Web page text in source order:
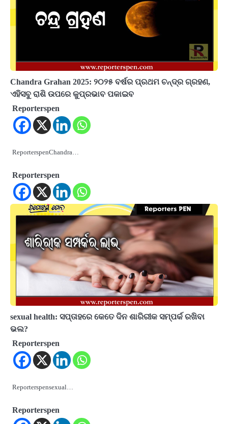
Chandra Grahan 2025: ୨୦୨୫ ବର୍ଷର ପ୍ରଥମ ଚନ୍ଦ୍ର ଗ୍ରହଣ,
ଏହିସବୁ ରାଶି ଉପରେ କୁପ୍ରଭାବ ପକାଇବ
Reporterspen
ReporterspenChandra…
Reporterspen
sexual health: ସପ୍ତାହରେ କେତେ ଦିନ ଶାରିରୀକ ସମ୍ପର୍କ ରଖିବା
ଭଲ?
Reporterspen
Reporterspensexual…
Reporterspen